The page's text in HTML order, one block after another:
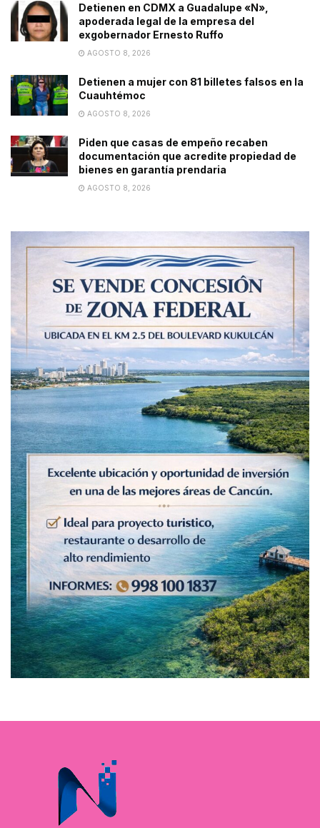
Detienen en CDMX a Guadalupe «N»,
apoderada legal de la empresa del
exgobernador Ernesto Ruffo
AGOSTO 8, 2026
Detienen a mujer con 81 billetes falsos en la
Cuauhtémoc
AGOSTO 8, 2026
Piden que casas de empeño recaben
documentación que acredite propiedad de
bienes en garantía prendaria
AGOSTO 8, 2026